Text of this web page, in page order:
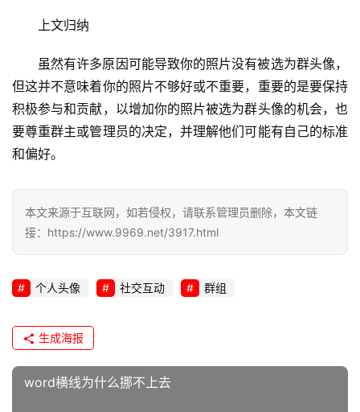
全
l
i
n
运
维
上文归纳
虽然有许多原因可能导致你的照片没有被选为群头像，
但这并不意味着你的照片不够好或不重要，重要的是要保持
积极参与和贡献，以增加你的照片被选为群头像的机会，也
要尊重群主或管理员的决定，并理解他们可能有自己的标准
和偏好。
本文来源于互联网，如若侵权，请联系管理员删除，本文链
接：https://www.9969.net/3917.html
个人头像 社交互动 群组
生成海报
word横线为什么挪不上去